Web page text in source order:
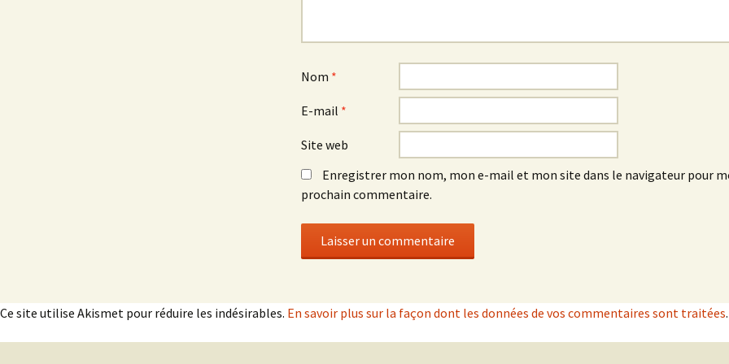
Nom *
E-mail *
Site web
Enregistrer mon nom, mon e-mail et mon site dans le navigateur pour
prochain commentaire.
Ce site utilise Akismet pour réduire les indésirables. En savoir plus sur la façon dont les données de vos commentaires sont traitées.